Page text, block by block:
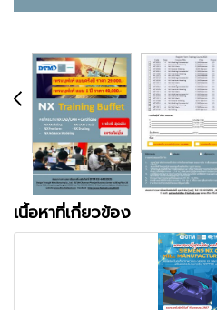
เนื้อหาที่เกี่ยวข้อง